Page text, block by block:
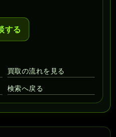
する
買取の流れを見る
検索へ戻る